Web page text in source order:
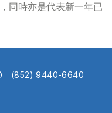
同時亦是代表新一年已
(852) 9440-6640